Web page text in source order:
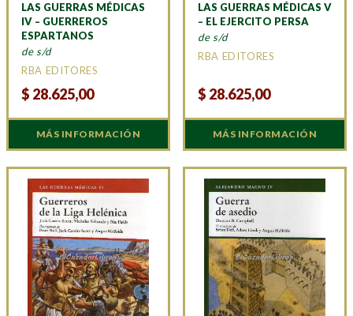
LAS GUERRAS MÉDICAS
IV – GUERREROS
ESPARTANOS
de s/d
RBA EDITORES
$ 28.625,00
MÁS INFORMACIÓN
LAS GUERRAS MÉDICAS V
– EL EJERCITO PERSA
de s/d
RBA EDITORES
$ 28.625,00
MÁS INFORMACIÓN